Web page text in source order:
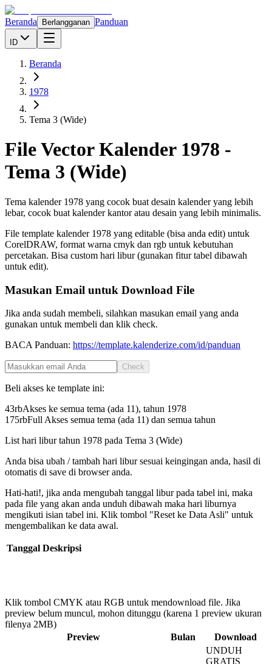
Beranda Berlangganan Panduan
ID
Beranda
1978
Tema 3 (Wide)
File Vector Kalender 1978 -
Tema 3 (Wide)
Tema kalender 1978 yang cocok buat desain kalender yang lebih
lebar, cocok buat kalender kantor atau desain yang lebih minimalis.
File template kalender 1978 yang editable (bisa anda edit) untuk
CorelDRAW, format warna cmyk dan rgb untuk kebutuhan
percetakan. Bisa custom hari libur (gunakan fitur tabel dibawah
untuk edit).
Masukan Email untuk Download File
Jika anda sudah membeli, silahkan masukan email yang anda
gunakan untuk membeli dan klik check.
BACA Panduan: https://template.kalenderize.com/id/panduan
Check
Beli akses ke template ini:
43rbAkses ke semua tema (ada 11), tahun 1978
175rbFull Akses semua tema (ada 11) dan semua tahun
List hari libur tahun 1978 pada Tema 3 (Wide)
Anda bisa ubah / tambah hari libur sesuai keingingan anda, hasil di
otomatis di save di browser anda.
Hati-hati!, jika anda mengubah tanggal libur pada tabel ini, maka
pada file yang akan anda unduh dibawah maka hari liburnya
mengikuti isian tabel ini. Klik tombol "Reset ke Data Asli" untuk
mengembalikan ke data awal.
Tanggal Deskripsi
Klik tombol CMYK atau RGB untuk mendownload file. Jika
preview belum muncul, mohon ditunggu (karena 1 preview ukuran
filenya 2MB)
Preview
Bulan Download
UNDUH
GRATIS